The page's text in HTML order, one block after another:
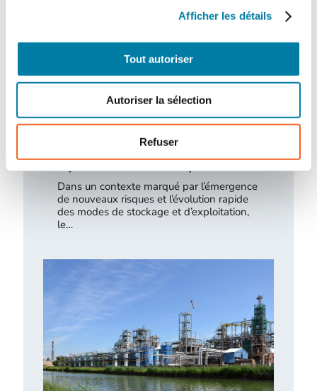
Afficher les détails
Tout autoriser
Autoriser la sélection
Refuser
L’extinction automatique par sprinkleur à
l’épreuve des nouveaux risques
Dans un contexte marqué par l’émergence
de nouveaux risques et l’évolution rapide
des modes de stockage et d’exploitation,
le…